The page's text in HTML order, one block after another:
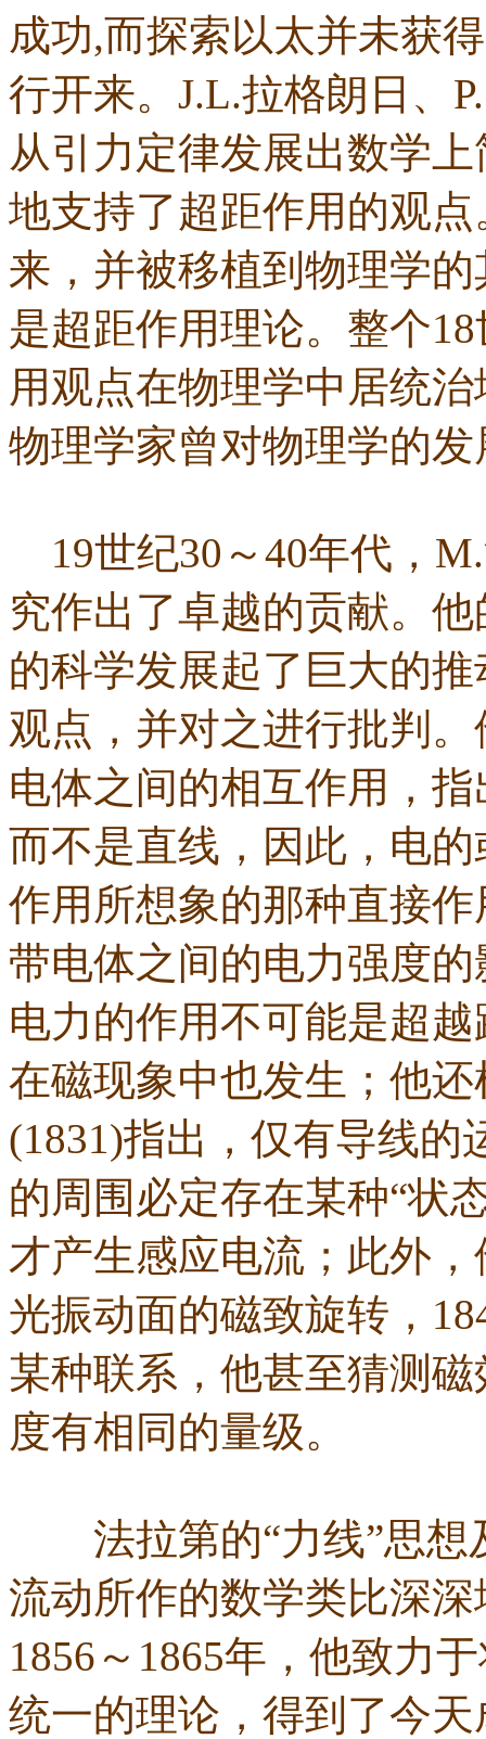
成功,而探索以太并未获
行开来。J.L.拉格朗日、
从引力定律发展出数学
地支持了超距作用的观
来，并被移植到物理学
是超距作用理论。整个
用观点在物理学中居统
物理学家曾对物理学的
19世纪30～40年代，
究作出了卓越的贡献。
的科学发展起了巨大的
观点，并对之进行批判
电体之间的相互作用，
而不是直线，因此，电
作用所想象的那种直接
带电体之间的电力强度
电力的作用不可能是超
在磁现象中也发生；他
(1831)指出，仅有导线
的周围必定存在某种“状
才产生感应电流；此外
光振动面的磁致旋转，
某种联系，他甚至猜测
度有相同的量级。
法拉第的“力线”思想
流动所作的数学类比深
1856～1865年，他致力
统一的理论，得到了今